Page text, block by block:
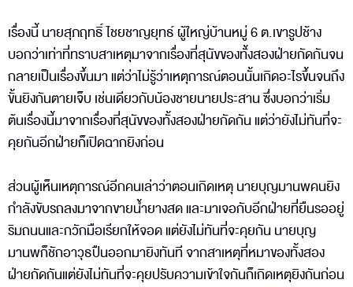
เรื่องนี้ นายสุภฤทธิ์ ไชยชาญยุทธ์ ผู้ใหญ่บ้านหมู่ 6 ต.เขารูปช้าง
บอกว่าเท่าที่ทราบสาเหตุมาจากเรื่องที่สุนัขของทั้่งสองฝ่ายกัดกันจน
กลายเป็นเรื่องขึ้นมา แต่ว่าไม่รู้ว่าเหตุการณ์ตอนนั้นเกิดอะไรขึ้นจนถึง
ขั้นยิงกันตายเจ็บ เช่นเดียวกับน้องชายนายประสาน ซึ่งบอกว่าเริ่ม
ต้นเรื่องนี้มาจากเรื่องที่สุนัขของทั้งสองฝ่ายกัดกัน แต่ว่ายังไม่ทันที่จะ
คุยกันอีกฝ่ายก็เปิดฉากยิงก่อน
ส่วนผู้เห็นเหตุการณ์อีกคนเล่าว่าตอนเกิดเหตุ นายบุญมานพคนยิง
กำลังขับรถลงมาจากขายน้ำยางสด และมาเจอกับอีกฝ่ายที่ยืนรออยู่
ริมถนนและกวักมือเรียกให้จอด แต่ยังไม่ทันที่จะคุยกัน นายบุญ
มานพก็ชักอาวุธปืนออกมายิงทันที จากสาเหตุที่หมาของทั้งสอง
ฝ่ายกัดกันแต่ยังไม่ทันที่จะคุยปรับความเข้าใจกันก็เกิดเหตุยิงกันก่อน